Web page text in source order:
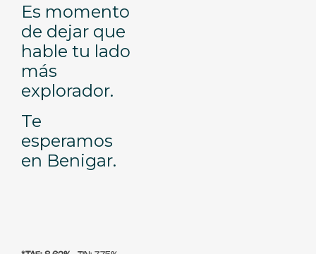
Es momento
de dejar que
hable tu lado
más
explorador.
Te
esperamos
en Benigar.